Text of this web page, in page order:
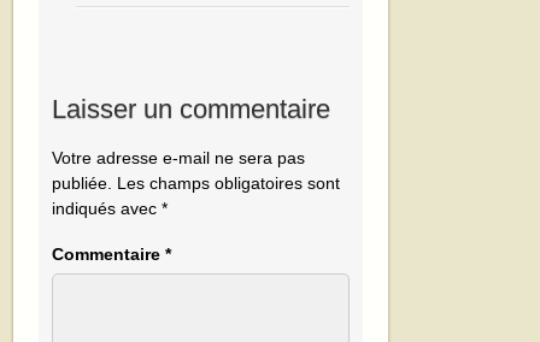
Laisser un commentaire
Votre adresse e-mail ne sera pas
publiée. Les champs obligatoires sont
indiqués avec*
Commentaire*